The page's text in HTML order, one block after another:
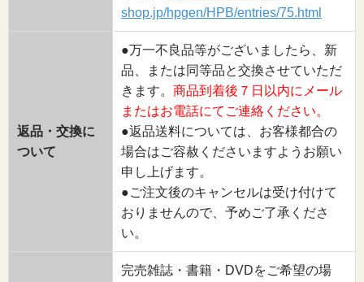
shop.jp/hpgen/HPB/entries/75.html
返品・交換に
ついて
●万一不良品等がございましたら、新
品、または同等品と交換させていただ
きます。 商品到着後７日以内にメール
またはお電話にてご連絡ください。
●返品送料については、お客様都合の
場合はご容赦くださいますようお願い
申し上げます。
●ご注文後のキャンセルは受け付けて
おりませんので、予めご了承くださ
い。
完売雑誌・書籍・DVDをご希望の場